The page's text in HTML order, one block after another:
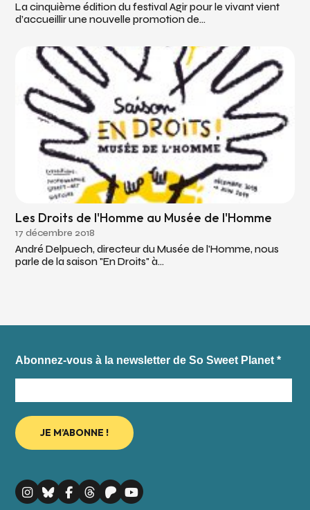
La cinquième édition du festival Agir pour le vivant vient
d’accueillir une nouvelle promotion de...
Les Droits de l'Homme au Musée de l'Homme
17 décembre 2018
André Delpuech, directeur du Musée de l'Homme, nous
parle de la saison "En Droits" à...
Abonnez-vous à la newsletter de So Sweet Planet*